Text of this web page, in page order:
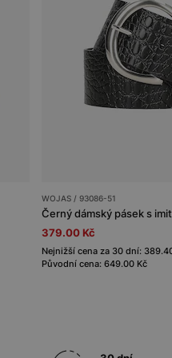
WOJAS / 93086-51
Černý dámský pásek s
379.00 Kč
Nejnižší cena za 30 dní:
Původní cena: 649.00 Kč